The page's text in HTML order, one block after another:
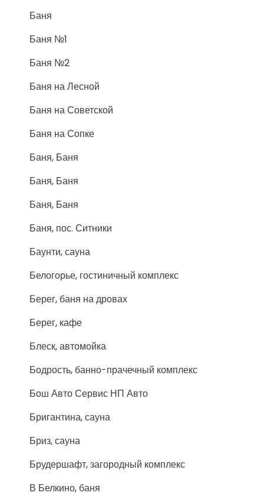
Баня
Баня №1
Баня №2
Баня на Лесной
Баня на Советской
Баня на Сопке
Баня, Баня
Баня, Баня
Баня, Баня
Баня, пос. Ситники
Баунти, сауна
Белогорье, гостиничный комплекс
Берег, баня на дровах
Берег, кафе
Блеск, автомойка
Бодрость, банно-прачечный комплекс
Бош Авто Сервис НП Авто
Бригантина, сауна
Бриз, сауна
Брудершафт, загородный комплекс
В Белкино, баня